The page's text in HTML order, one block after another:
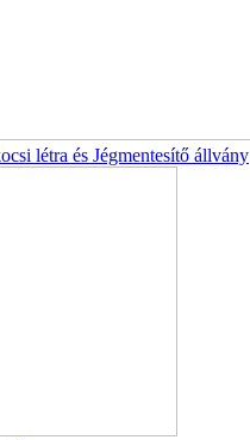
létra és Jégmentesítő állvány